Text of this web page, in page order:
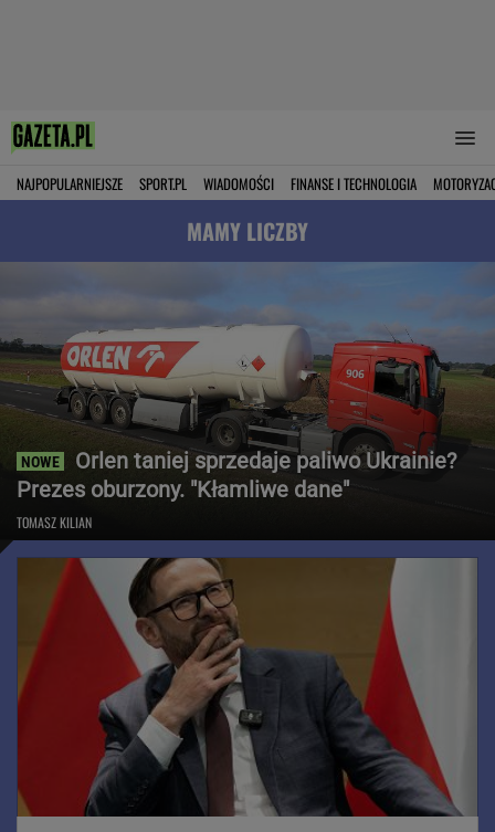
NAJPOPULARNIEJSZE SPORT.PL WIADOMOŚCI FINANSE I TECHNOLOGIA
MAMY LICZBY
Orlen taniej sprzedaje paliwo Ukrainie?
Prezes oburzony. "Kłamliwe dane"
TOMASZ KILIAN